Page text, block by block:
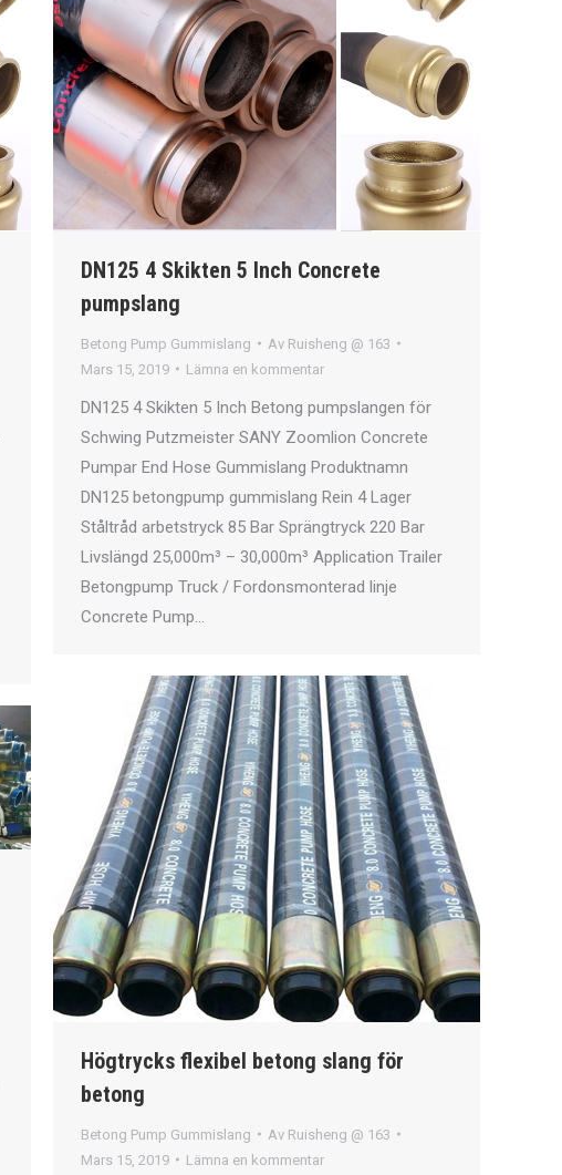
DN125 4 Skikten 5 Inch Concrete
pumpslang
Betong Pump Gummislang Av Ruisheng @ 163
Mars 15, 2019
Lämna en kommentar
DN125 4 Skikten 5 Inch Betong pumpslangen för
Schwing Putzmeister SANY Zoomlion Concrete
Pumpar End Hose Gummislang Produktnamn
DN125 betongpump gummislang Rein 4 Lager
Ståltråd arbetstryck 85 Bar Sprängtryck 220 Bar
Livslängd 25,000m³ – 30,000m³ Application Trailer
Betongpump Truck / Fordonsmonterad linje
Concrete Pump…
Högtrycks flexibel betong slang för
betong
Betong Pump Gummislang Av Ruisheng @ 163
Mars 15, 2019
Lämna en kommentar